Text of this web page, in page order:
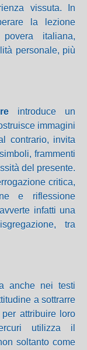
vissuta. In
la lezione
italiana,
personale, più
introduce un
immagini
contrario, invita
frammenti
del presente.
critica,
e riflessione
infatti una
tra
anche nei testi
a sottrarre
attribuire loro
utilizza il
soltanto come